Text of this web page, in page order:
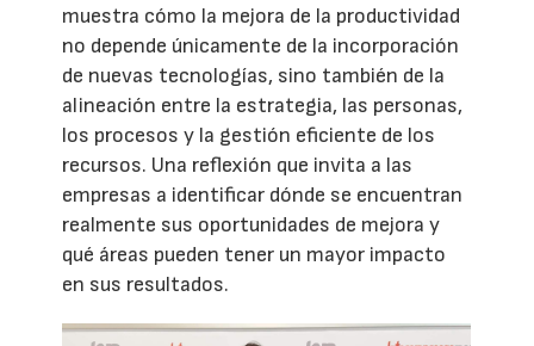
muestra cómo la mejora de la productividad
no depende únicamente de la incorporación
de nuevas tecnologías, sino también de la
alineación entre la estrategia, las personas,
los procesos y la gestión eficiente de los
recursos. Una reflexión que invita a las
empresas a identificar dónde se encuentran
realmente sus oportunidades de mejora y
qué áreas pueden tener un mayor impacto
en sus resultados.